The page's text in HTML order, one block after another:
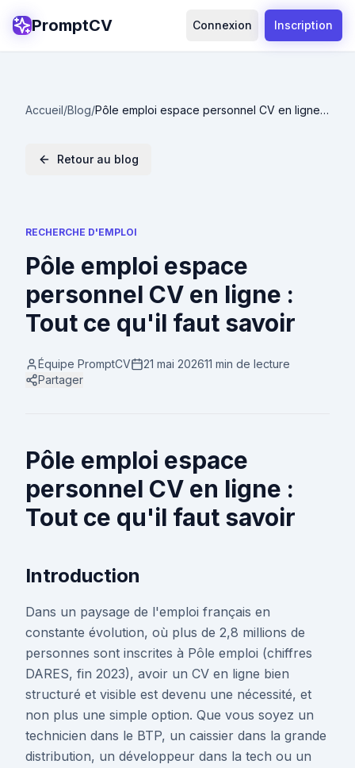
PromptCV Connexion Inscription
Accueil/Blog/Pôle emploi espace personnel CV en ligne :
Retour au blog
RECHERCHE D'EMPLOI
Pôle emploi espace
personnel CV en ligne :
Tout ce qu'il faut savoir
Équipe PromptCV 21 mai 202611 min de lecture
Partager
Pôle emploi espace
personnel CV en ligne :
Tout ce qu'il faut savoir
Introduction
Dans un paysage de l'emploi français en
constante évolution, où plus de 2,8 millions de
personnes sont inscrites à Pôle emploi (chiffres
DARES, fin 2023), avoir un CV en ligne bien
structuré et visible est devenu une nécessité, et
non plus une simple option. Que vous soyez un
technicien dans le BTP, un caissier dans la grande
distribution, un développeur dans la tech ou un